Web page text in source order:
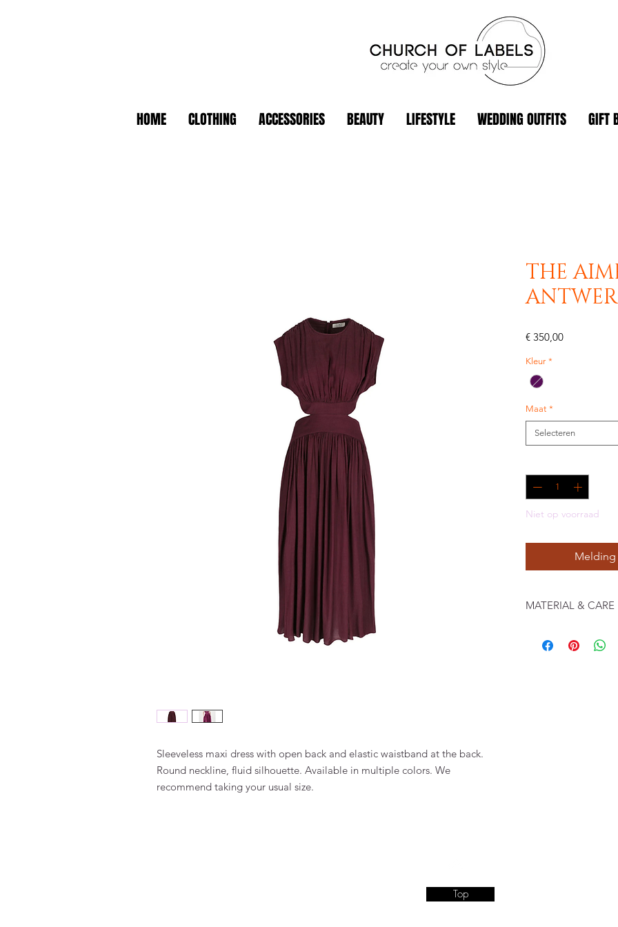
HOME CLOTHING ACCESSORIES BEAUTY LIFESTYLE WEDDING OUTFITS GIFT
Sleeveless maxi dress with open back and elastic waistband at the back.
Round neckline, fluid silhouette. Available in multiple colors. We
recommend taking your usual size.
THE
€ 350,00Prijs
Kleur *
Maat *
Selecteren
Niet op voorraad
Melding
MATERIAL & CARE
Top